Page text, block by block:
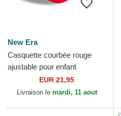
New Era
Casquette courbée rouge
ajustable pour enfant
9FORTY The League
Kansas City Chiefs NFL New
EUR 21,95
Livraison le mardi, 11 aout